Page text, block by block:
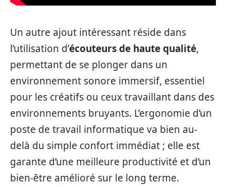
Un autre ajout intéressant réside dans
l’utilisation d’écouteurs de haute qualité,
permettant de se plonger dans un
environnement sonore immersif, essentiel
pour les créatifs ou ceux travaillant dans des
environnements bruyants. L’ergonomie d’un
poste de travail informatique va bien au-
delà du simple confort immédiat ; elle est
garante d’une meilleure productivité et d’un
bien-être amélioré sur le long terme.